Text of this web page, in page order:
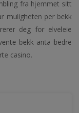
fra hjemmet sitt
muligheten per bekk
deg for elveleie
bekk anta bedre
casino.